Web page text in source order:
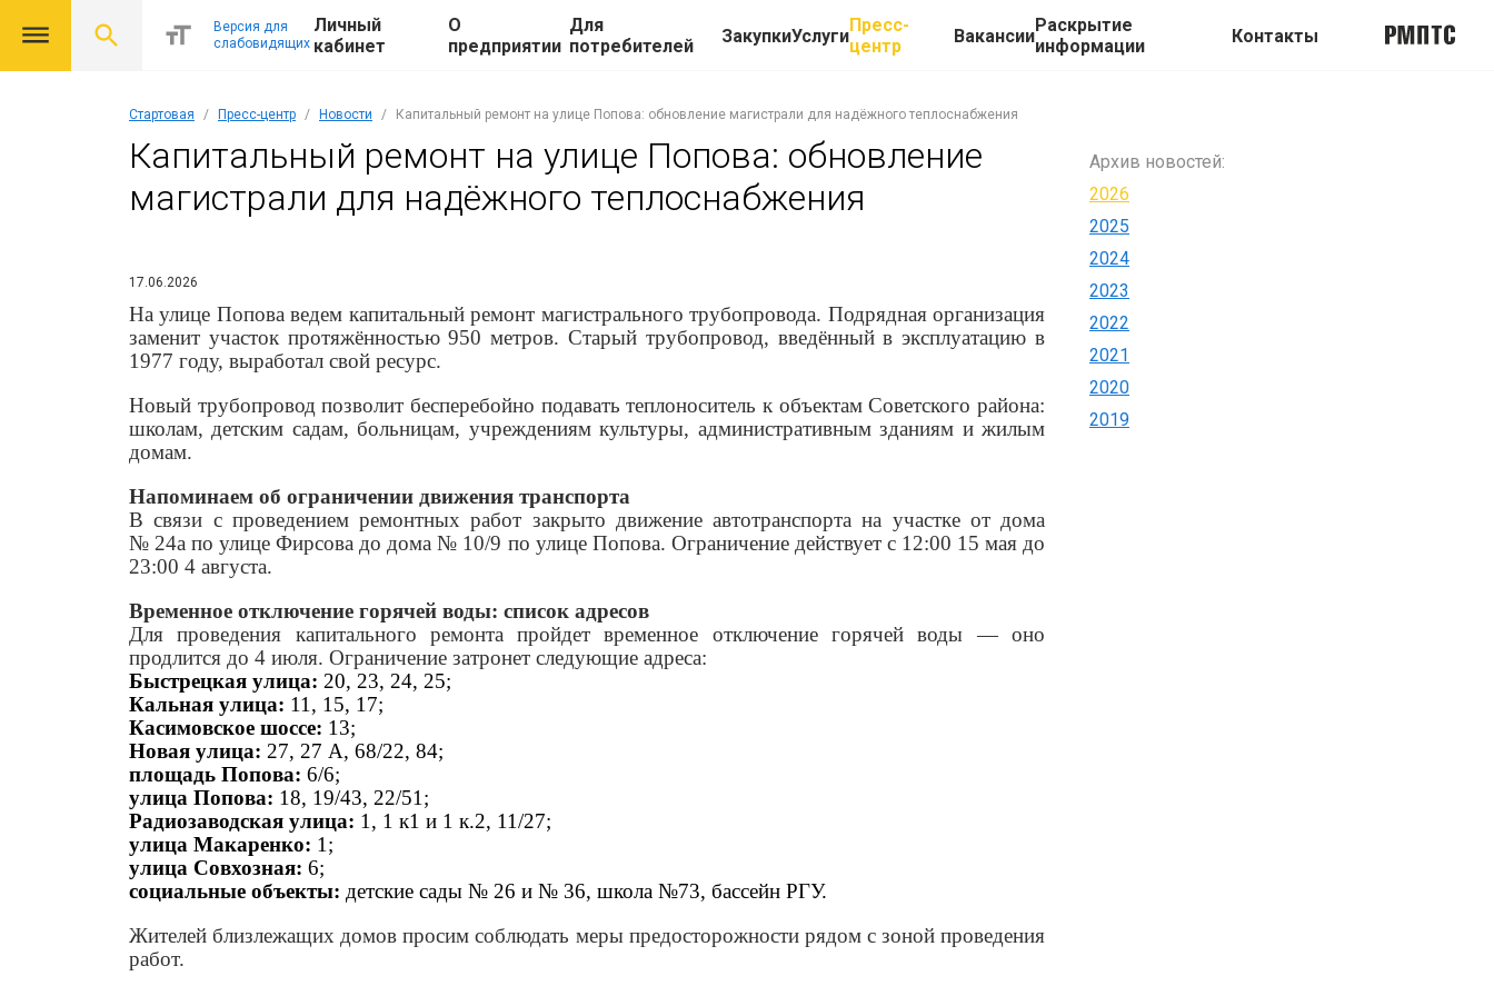
Версия для
слабовидящих
Личный
кабинет
О
предприятии
Для
потребителей
ЗакупкиУслугиПресс-
центр
ВакансииРаскрытие
информации
Контакты
Стартовая Пресс-центр Новости Капитальный ремонт на улице Попова: обновление магистрали для надёжного теплоснабжения
Капитальный ремонт на улице Попова: обновление
магистрали для надёжного теплоснабжения
Архив новостей:
2026
2025
2024
2023
2022
2021
2020
2019
17.06.2026
На улице Попова ведем капитальный ремонт магистрального трубопровода. Подрядная организация
заменит участок протяжённостью 950 метров. Старый трубопровод, введённый в эксплуатацию в
1977 году, выработал свой ресурс.
Новый трубопровод позволит бесперебойно подавать теплоноситель к объектам Советского района:
школам, детским садам, больницам, учреждениям культуры, административным зданиям и жилым
домам.
Напоминаем об ограничении движения транспорта
В связи с проведением ремонтных работ закрыто движение автотранспорта на участке от дома
№ 24а по улице Фирсова до дома № 10/9 по улице Попова. Ограничение действует с 12:00 15 мая до
23:00 4 августа.
Временное отключение горячей воды: список адресов
Для проведения капитального ремонта пройдет временное отключение горячей воды — оно
продлится до 4 июля. Ограничение затронет следующие адреса:
Быстрецкая улица: 20, 23, 24, 25;
Кальная улица: 11, 15, 17;
Касимовское шоссе: 13;
Новая улица: 27, 27 А, 68/22, 84;
площадь Попова: 6/6;
улица Попова: 18, 19/43, 22/51;
Радиозаводская улица: 1, 1 к1 и 1 к.2, 11/27;
улица Макаренко: 1;
улица Совхозная: 6;
социальные объекты: детские сады № 26 и № 36, школа №73, бассейн РГУ.
Жителей близлежащих домов просим соблюдать меры предосторожности рядом с зоной проведения
работ.